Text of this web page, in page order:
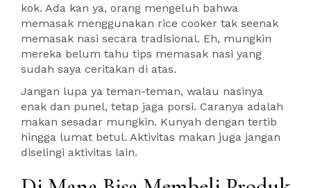
kok. Ada kan ya, orang mengeluh bahwa
memasak menggunakan rice cooker tak seenak
memasak nasi secara tradisional. Eh, mungkin
mereka belum tahu tips memasak nasi yang
sudah saya ceritakan di atas.
Jangan lupa ya teman-teman, walau nasinya
enak dan punel, tetap jaga porsi. Caranya adalah
makan sesadar mungkin. Kunyah dengan tertib
hingga lumat betul. Aktivitas makan juga jangan
diselingi aktivitas lain.